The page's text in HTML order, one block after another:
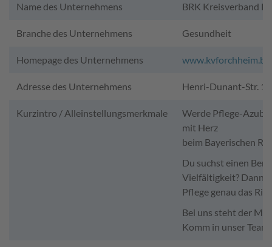
Name des Unternehmens BRK Kreisverband
Branche des Unternehmens Gesundheit
Homepage des Unternehmens
Adresse des Unternehmens Henri-Dunant-Str. 1,
Kurzintro / Alleinstellungsmerkmale
Werde Pflege-Azubi
mit Herz
beim Bayerischen
Du suchst einen
Vielfältigkeit? Dann
Pflege genau das
Bei uns steht der
Komm in unser